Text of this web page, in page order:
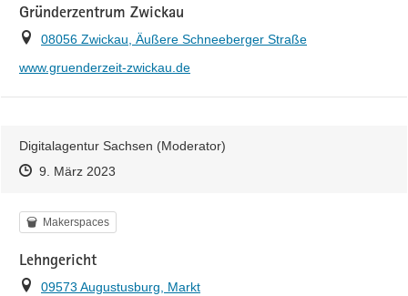
Gründerzentrum Zwickau
Ort
08056 Zwickau, Äußere Schneeberger Straße
http://
www.gruenderzeit-zwickau.de
Digitalagentur Sachsen (Moderator)
Zeitpunkt des Erstellens
Zeitpunkt des Erstellens
9. März 2023Zur Äußerung
Kategorie
Makerspaces
Lehngericht
Ort
09573 Augustusburg, Markt